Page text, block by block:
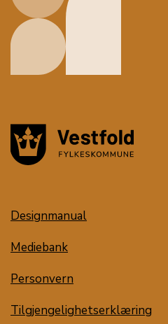
Designmanual
Mediebank
Personvern
Tilgjengelighetserklæring